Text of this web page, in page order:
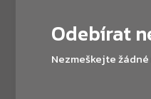
Odebírat
Nezmeškejte